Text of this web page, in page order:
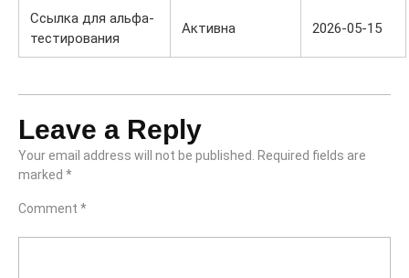
Ссылка для альфа-
тестирования
Активна 2026-05-15
Leave a Reply
Your email address will not be published.
Required fields are
marked *
Comment *